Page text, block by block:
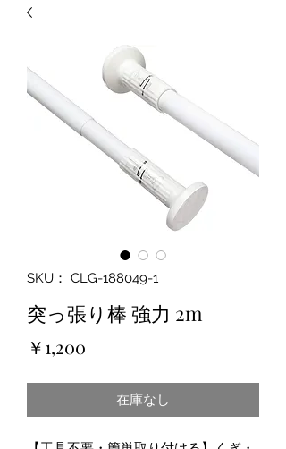
SKU： CLG-188049-1
突っ張り棒 強力 2m
￥1,200
在庫なし